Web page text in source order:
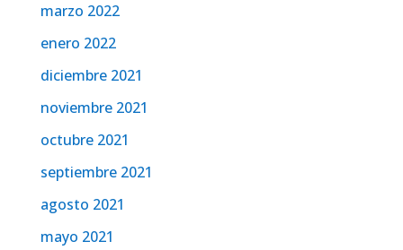
marzo 2022
enero 2022
diciembre 2021
noviembre 2021
octubre 2021
septiembre 2021
agosto 2021
mayo 2021